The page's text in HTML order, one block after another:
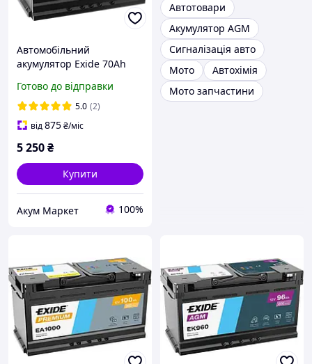
Автомобільний
акумулятор Exide 70Ah
Готово до відправки
5.0 (2)
від875₴/міс
5 250₴
Купити
Акум Маркет 100%
Автотовари
Акумулятор AGM
Сигналізація авто
Мото
Автохімія
Мото запчастини